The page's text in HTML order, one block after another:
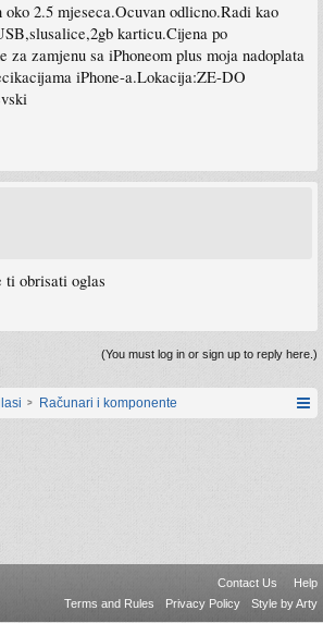
2.5 mjeseca.Ocuvan odlicno.Radi kao
karticu.Cijena po
za zamjenu sa iPhoneom plus moja nadoplata
iPhone-a.Lokacija:ZE-DO
ti obrisati oglas
(You must log in or sign up to reply here.)
Računari i komponente
Contact Us
Help
Terms and Rules
Privacy Policy Style by Arty